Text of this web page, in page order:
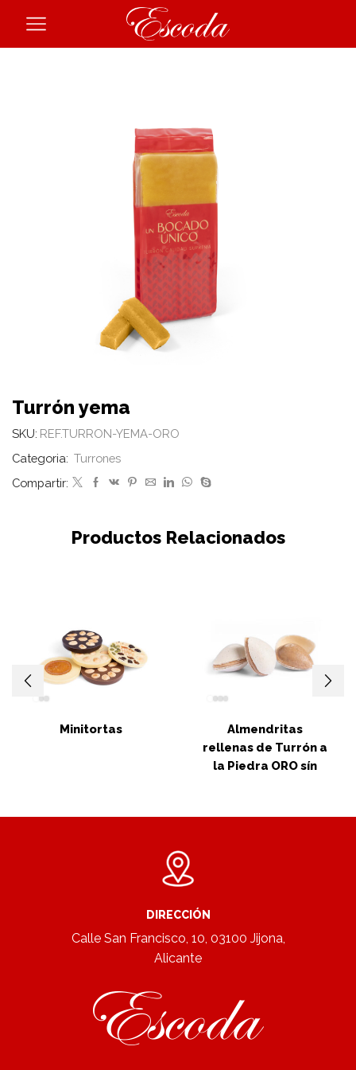
Turrón yema
SKU: REF.TURRON-YEMA-ORO
Categoria: Turrones
Compartir:
Productos Relacionados
Minitortas
Almendritas
rellenas de Turrón a
la Piedra ORO sín
DIRECCIÓN
Calle San Francisco, 10, 03100 Jijona,
Alicante